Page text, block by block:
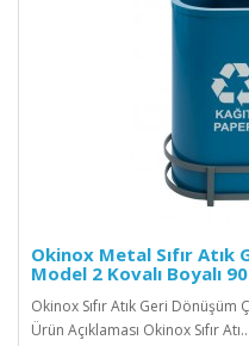
Okinox Metal Sıfır Atık
Model 2 Kovalı Boyalı
Okinox Sıfır Atık Geri Dönüşüm
Ürün Açıklaması Okinox Sıfır Atı..